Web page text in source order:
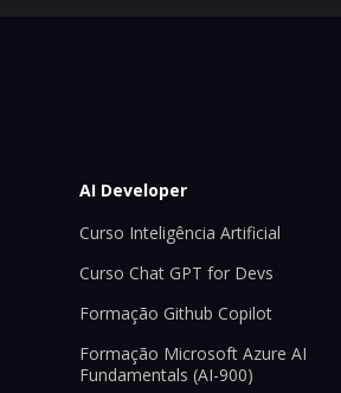
AI Developer
Curso Inteligência Artificial
Curso Chat GPT for Devs
Formação Github Copilot
Formação Microsoft Azure AI
Fundamentals (AI-900)